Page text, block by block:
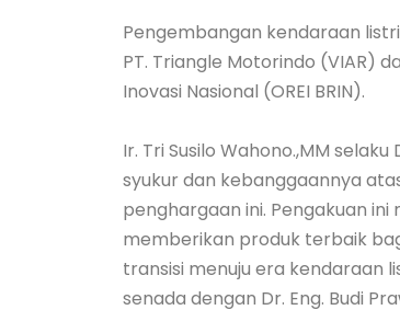
Pengembangan kendaraan
PT. Triangle Motorindo (VIAR)
Inovasi Nasional (OREI BRIN).
Ir. Tri Susilo Wahono.,MM
syukur dan kebanggaannya
penghargaan ini. Pengakuan
memberikan produk terbaik
transisi menuju era kendaraan
senada dengan Dr. Eng. Budi